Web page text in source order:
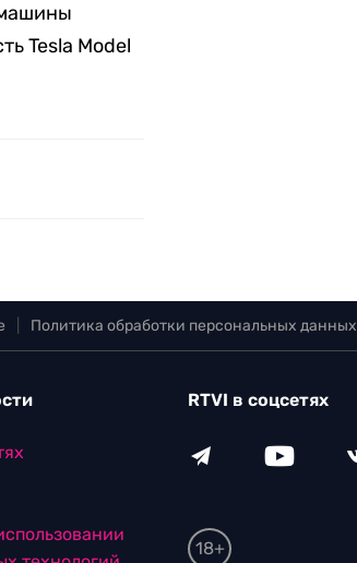
Tesla Model
Политика обработки персональных данных
RTVI в соцсетях
18+